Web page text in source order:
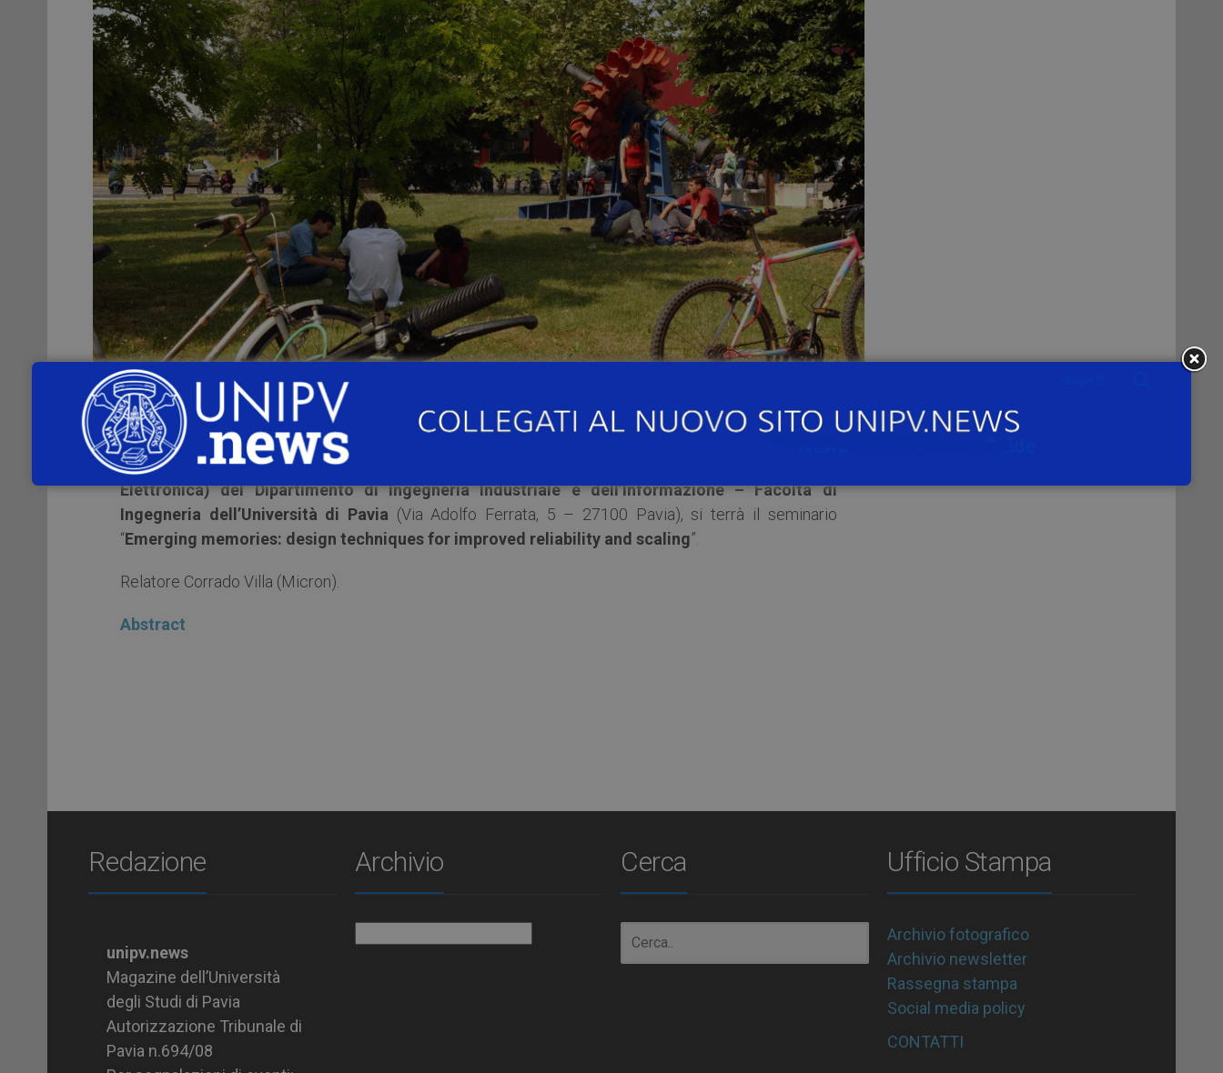
Mercoledì 17 gennaio 2018, alle
Elettronica) del Dipartimento di Ingegneria Industriale e dell’Informazione – Facoltà di
Ingegneria dell’Università di Pavia (Via Adolfo Ferrata, 5 – 27100 Pavia), si terrà il seminario
“Emerging memories: design techniques for improved reliability and scaling”.
Relatore Corrado Villa (Micron).
Abstract
Redazione
unipv.news
Magazine dell’Università
degli Studi di Pavia
Autorizzazione Tribunale di
Pavia n.694/08
Archivio Cerca Ufficio Stampa
Archivio fotografico
Archivio newsletter
Rassegna stampa
Social media policy
CONTATTI